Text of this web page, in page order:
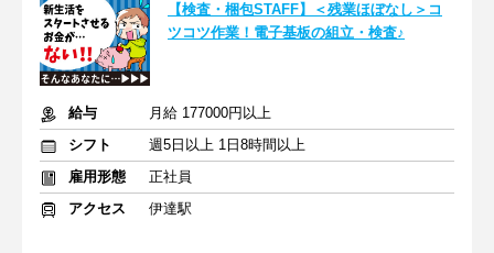
【検査・梱包STAFF】＜残業ほぼなし＞コ
ツコツ作業！電子基板の組立・検査♪
給与
月給 177000円以上
シフト
週5日以上 1日8時間以上
雇用形態
正社員
アクセス
伊達駅